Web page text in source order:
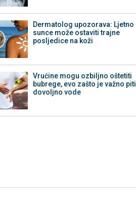
Dermatolog upozorava: Ljetno
sunce može ostaviti trajne
posljedice na koži
Vrućine mogu ozbiljno oštetiti
bubrege, evo zašto je važno piti
dovoljno vode